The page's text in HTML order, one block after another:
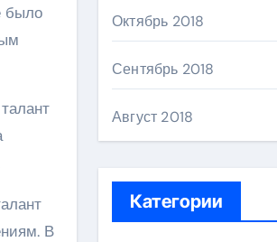
было
В
Октябрь 2018
Сентябрь 2018
Август 2018
Категории